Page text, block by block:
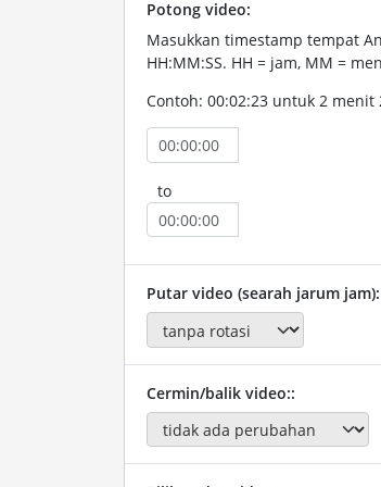
Potong video:
Masukkan timestamp tempat
HH:MM:SS. HH = jam, MM =
Contoh: 00:02:23 untuk 2 menit
to
Putar video (searah jarum jam):
Cermin/balik video::